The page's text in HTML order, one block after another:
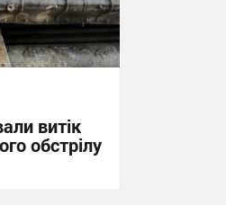
витік
обстрілу